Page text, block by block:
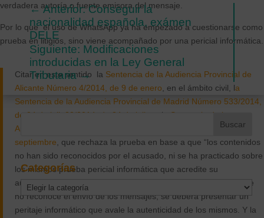
verdadera autoría o fuente emisora del mensaje.
Por lo que el uso de WhatsApp ya ha empezado a cuestionarse como
prueba en litigios, sino viene acompañado por una pericial informática.
Citar en este sentido la Sentencia de la Audiencia Provincial de
Alicante Número 4/2014, de 9 de enero , en el ámbito civil, la
Sentencia de la Audiencia Provincial de Madrid Número 533/2014,
de 24 de julio33/2014, de 24 de julio
, y la
Sentencia de la
Audiencia Provincial de Madrid Número 51/2013 de 23 de
septiembre , que rechaza la prueba en base a que “los contenidos
no han sido reconocidos por el acusado, ni se ha practicado sobre
los mismos prueba pericial informática que acredite su
autenticidad y su envío”, lo cual quiere decir que, si la otra parte
no reconoce el envío de los mensajes, se deberá presentar un
peritaje informático que avale la autenticidad de los mismos. Y la
←Anterior: Conseguir la
nacionalidad española, exámen
DELE
Siguiente: Modificaciones
introducidas en la Ley General
Tributaria→
Categorías
Categorías